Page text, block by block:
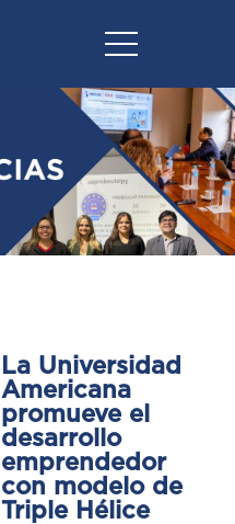
La Universidad
Americana
promueve el
desarrollo
emprendedor
con modelo de
Triple Hélice